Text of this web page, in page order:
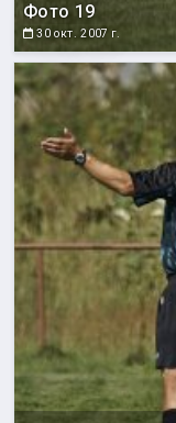
Фото 19
30 окт. 2007 г.